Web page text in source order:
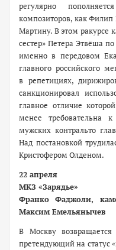
регулярно
композиторов, как Филип
Мартину. В этом ракурсе
сестер» Петера Этвёша
именно в передовом
главного российского
в репетициях,
санкционировал
главное отличие
менее требовательна
мужских контральто
Над постановкой
Кристо­фером Олденом.
22 апреля
МКЗ «Зарядье»
Франко Фаджоли,
Максим Емельянычев
В Москву
претендующий на статус